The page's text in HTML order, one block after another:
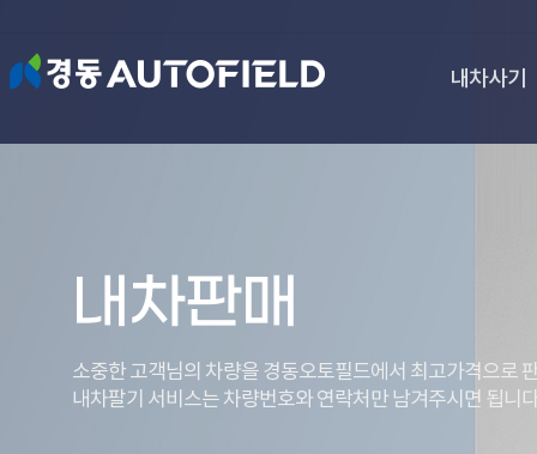
내차사기
내차판매
소중한 고객님의 차량을 경동오토필드에서 최고가격으로
내차팔기 서비스는 차량번호와 연락처만 남겨주시면 됩니